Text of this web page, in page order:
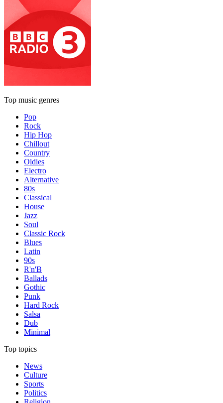
Top music genres
Pop
Rock
Hip Hop
Chillout
Country
Oldies
Electro
Alternative
80s
Classical
House
Jazz
Soul
Classic Rock
Blues
Latin
90s
R'n'B
Ballads
Gothic
Punk
Hard Rock
Salsa
Dub
Minimal
Top topics
News
Culture
Sports
Politics